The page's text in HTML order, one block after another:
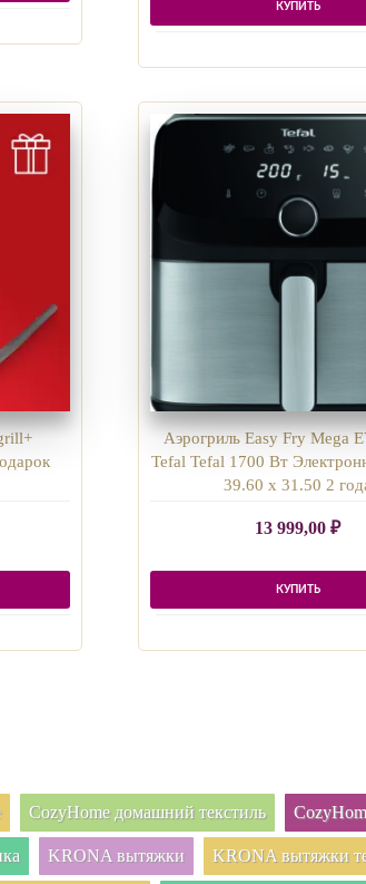
КУПИТЬ
Аэрогриль Easy Fry Mega
Tefal Tefal 1700 Вт
39.60 х 31.50 2
13 999,00₽
КУПИТЬ
CozyHome домашний текстиль
KRONA вытяжки KRONA вытяжки